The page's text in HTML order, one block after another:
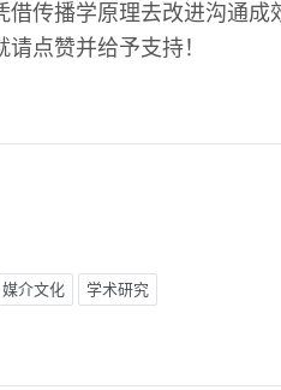
借传播学原理去改进沟通
点赞并给予支持！
媒介文化 学术研究